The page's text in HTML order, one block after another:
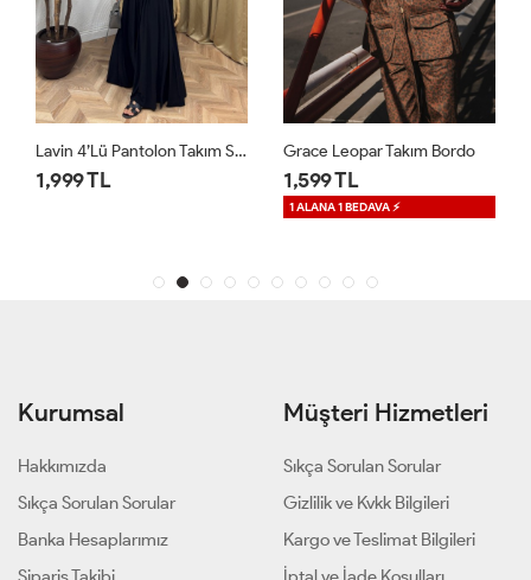
Lavin 4’lü Pantolon Takım Siyah
1,999 TL
Grace Leopar Takım Bordo
1,599 TL
1 ALANA 1 BEDAVA ⚡
Kurumsal
Hakkımızda
Sıkça Sorulan Sorular
Banka Hesaplarımız
Müşteri Hizmetleri
Sıkça Sorulan Sorular
Gizlilik ve Kvkk Bilgileri
Kargo ve Teslimat Bilgileri